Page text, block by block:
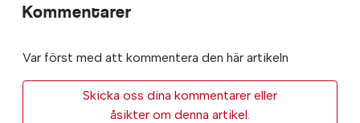
Kommentarer
Var först med att kommentera den här artikeln
Skicka oss dina kommentarer eller
åsikter om denna artikel.